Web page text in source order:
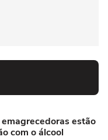
estão
com o álcool